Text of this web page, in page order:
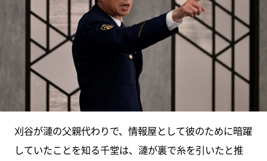
刈谷が漣の父親代わりで、情報屋として彼のために暗躍
していたことを知る千堂は、漣が裏で糸を引いたと推